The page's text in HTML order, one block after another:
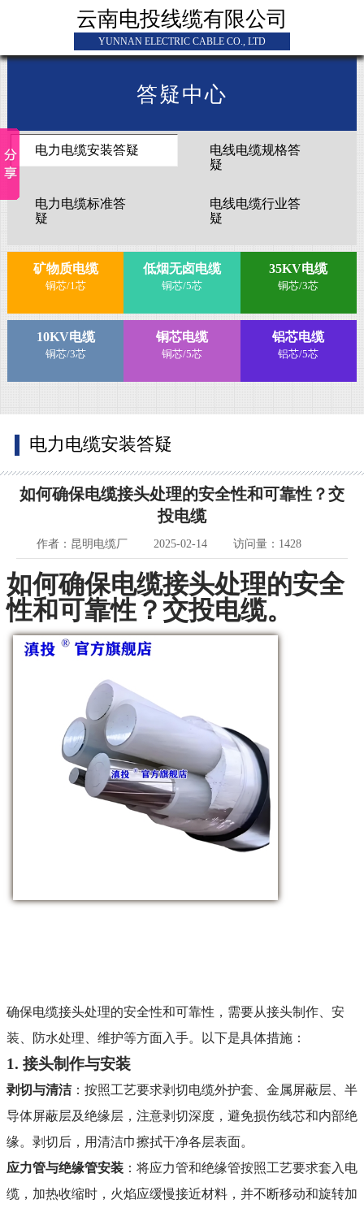
云南电投线缆有限公司
YUNNAN ELECTRIC CABLE CO., LTD
答疑中心
电力电缆安装答疑
电线电缆规格答
疑
电力电缆标准答
疑
电线电缆行业答
疑
矿物质电缆
铜芯/1芯
低烟无卤电缆
铜芯/5芯
35KV电缆
铜芯/3芯
10KV电缆
铜芯/3芯
铜芯电缆
铜芯/5芯
铝芯电缆
铝芯/5芯
电力电缆安装答疑
如何确保电缆接头处理的安全性和可靠性？交
投电缆
作者：昆明电缆厂 2025-02-14 访问量：1428
如何确保电缆接头处理的安全
性和可靠性？交投电缆。
确保电缆接头处理的安全性和可靠性，需要从接头制作、安
装、防水处理、维护等方面入手。以下是具体措施：
1. 接头制作与安装
剥切与清洁：按照工艺要求剥切电缆外护套、金属屏蔽层、半
导体屏蔽层及绝缘层，注意剥切深度，避免损伤线芯和内部绝
缘。剥切后，用清洁巾擦拭干净各层表面。
应力管与绝缘管安装 ：将应力管和绝缘管按照工艺要求套入电
缆，加热收缩时，火焰应缓慢接近材料，并不断移动和旋转加